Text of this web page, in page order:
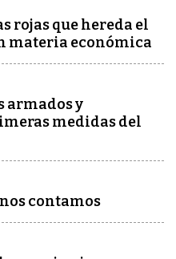
rojas que hereda el
materia económica
armados y
medidas del
contamos